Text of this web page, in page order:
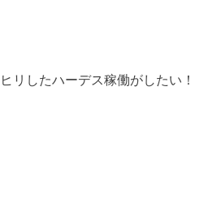
リしたハーデス稼働がしたい！